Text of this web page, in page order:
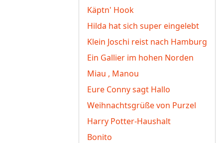
Käptn' Hook
Hilda hat sich super eingelebt
Klein Joschi reist nach Hamburg
Ein Gallier im hohen Norden
Miau , Manou
Eure Conny sagt Hallo
Weihnachtsgrüße von Purzel
Harry Potter-Haushalt
Bonito